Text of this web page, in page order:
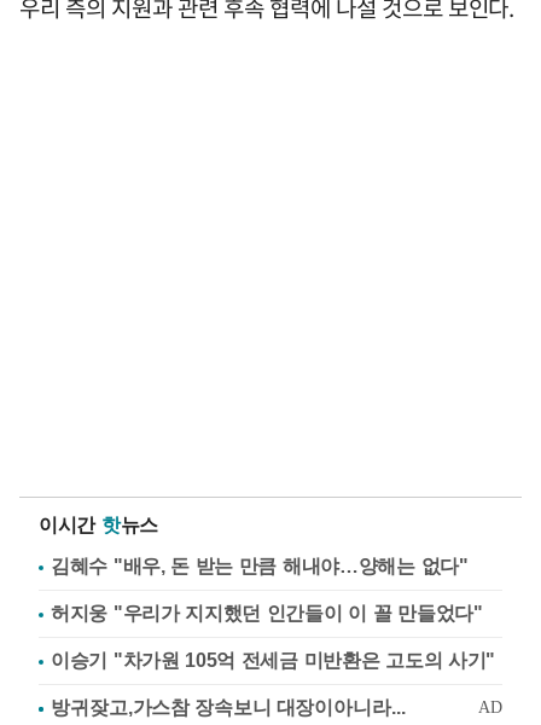
우리 측의 지원과 관련 후속 협력에 나설 것으로 보인다.
이시간 핫뉴스
김혜수 "배우, 돈 받는 만큼 해내야…양해는 없다"
허지웅 "우리가 지지했던 인간들이 이 꼴 만들었다"
이승기 "차가원 105억 전세금 미반환은 고도의 사기"